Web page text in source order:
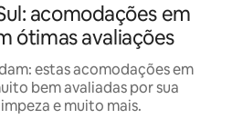
acomodações em
ótimas avaliações
estas acomodações em
bem avaliadas por sua
e muito mais.